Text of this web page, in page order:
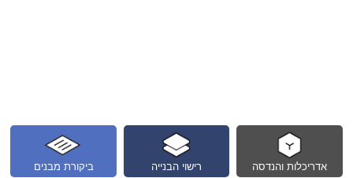
ביקורת מבנים רישוי הבנייה אדריכלות והנדסה